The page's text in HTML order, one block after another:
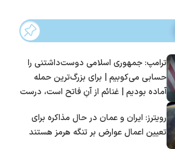
ترامپ: جمهوری اسلامی دوست‌داشتنی را
حسابی می‌کوبیم | برای بزرگ‌ترین حمله
آماده بودیم | غنائم از آنِ فاتح است، درست
رویترز: ایران و عمان در حال مذاکره برای
تعیین اعمال عوارض بر تنگه هرمز هستند